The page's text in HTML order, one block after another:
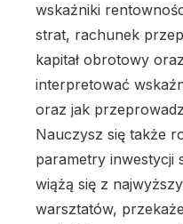
wskaźniki
strat, rachunek
kapitał obrotowy
interpretować
oraz jak
Nauczysz się także
parametry inwestycji
wiążą się z
warsztatów,